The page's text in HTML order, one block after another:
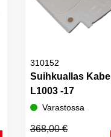
310152
Suihkuallas Kabe
L1003 -17
Varastossa
368,00€
Alkuperäinen
Nykyinen